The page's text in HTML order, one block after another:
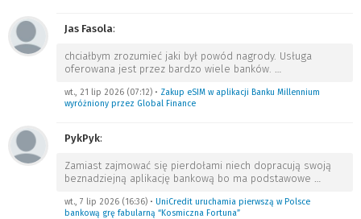
Jas Fasola:
chciałbym zrozumieć jaki był powód nagrody. Usługa
oferowana jest przez bardzo wiele banków.
wt., 21 lip 2026 (07:12) • Zakup eSIM w aplikacji Banku Millennium
wyróżniony przez Global Finance
PykPyk:
Zamiast zajmować się pierdołami niech dopracują swoją
beznadziejną aplikację bankową bo ma podstawowe
wt., 7 lip 2026 (16:36) • UniCredit uruchamia pierwszą w Polsce
bankową grę fabularną “Kosmiczna Fortuna”